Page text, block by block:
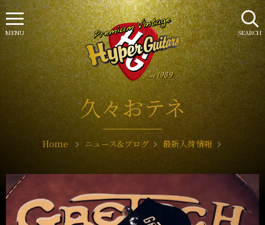
久々おテネ
Home ニュース&ブログ 最新入荷情報
SEARCH
MENU